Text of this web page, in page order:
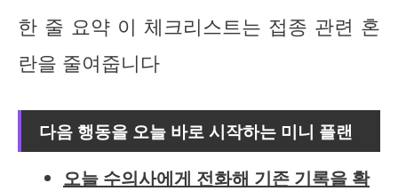
한 줄 요약 이 체크리스트는 접종 관련 혼
란을 줄여줍니다
다음 행동을 오늘 바로 시작하는 미니 플랜
오늘 수의사에게 전화해 기존 기록을 확